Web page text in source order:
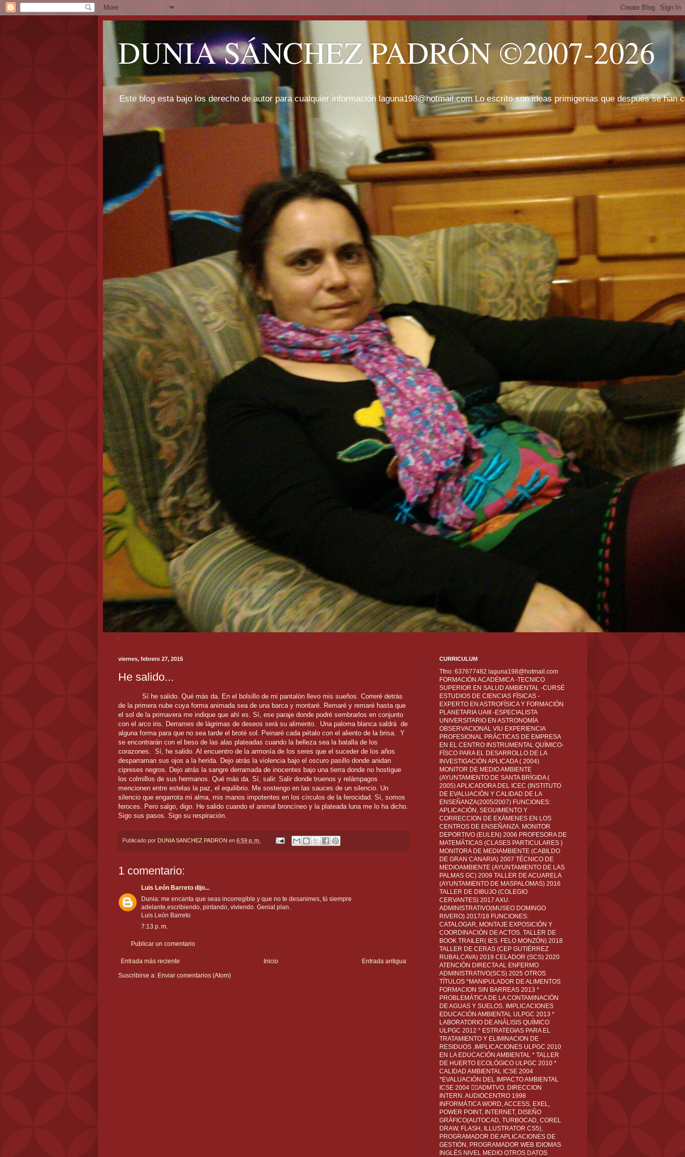
DUNIA SÁNCHEZ PADRÓN ©2007-2026
Este blog esta bajo los derecho de autor para cualquier información laguna198@hotmail.com Lo escrito son ideas primigenias que después se han
viernes, febrero 27, 2015
He salido...
Sí he salido. Qué más da. En el bolsillo de mi pantalón llevo mis sueños. Correré detrás
de la primera nube cuya forma animada sea de una barca y montaré. Remaré y remaré hasta que
el sol de la primavera me indique que ahí es. Sí, ese paraje donde podré sembrarlos en conjunto
con el arco iris. Derrames de lágrimas de deseos será su alimento. Una paloma blanca saldrá de
alguna forma para que no sea tarde el broté sol. Peinaré cada pétalo con el aliento de la brisa. Y
se encontrarán con el beso de las alas plateadas cuando la belleza sea la batalla de los
corazones. Sí, he salido. Al encuentro de la armonía de los seres que el suceder de los años
desparraman sus ojos a la herida. Dejo atrás la violencia bajo el oscuro pasillo donde anidan
cipreses negros. Dejo atrás la sangre derramada de inocentes bajo una tierra donde no hostigue
los colmillos de sus hermanos. Qué más da. Sí, salir. Salir donde truenos y relámpagos
mencionen entre estelas la paz, el equilibrio. Me sostengo en las sauces de un silencio. Un
silencio que engarrota mi alma, mis manos impotentes en los círculos de la ferocidad. Sí, somos
feroces. Pero salgo, digo. He salido cuando el animal broncíneo y la plateada luna me lo ha dicho.
Sigo sus pasos. Sigo su respiración.
Publicado por DUNIA SANCHEZ PADRON en 6:59 p. m.
1 comentario:
Luis León Barreto dijo...
Dunia: me encanta que seas incorregible y que no te desanimes, tú siempre
adelante,escribiendo, pintando, viviendo. Genial plan.
Luis León Barreto
7:13 p. m.
Publicar un comentario
Entrada más reciente Entrada antigua
Inicio
Suscribirse a: Enviar comentarios (Atom)
CURRICULUM
Tfno: 637677482 laguna198@hotmail.com
FORMACIÓN ACADÉMICA -TECNICO
SUPERIOR EN SALUD AMBIENTAL -CURSÉ
ESTUDIOS DE CIENCIAS FÍSICAS -
EXPERTO EN ASTROFÍSICA Y FORMACIÓN
PLANETARIA UAIII -ESPECIALISTA
UNIVERSITARIO EN ASTRONOMÍA
OBSERVACIONAL VIU EXPERIENCIA
PROFESIONAL PRÁCTICAS DE EMPRESA
EN EL CENTRO INSTRUMENTAL QUÍMICO-
FÍSCO PARA EL DESARROLLO DE LA
INVESTIGACIÓN APLICADA ( 2004)
MONITOR DE MEDIO AMBIENTE
(AYUNTAMIENTO DE SANTA BRÍGIDA (
2005) APLICADORA DEL ICEC (INSTITUTO
DE EVALUACIÓN Y CALIDAD DE LA
ENSEÑANZA(2005/2007) FUNCIONES:
APLICACIÓN, SEGUIMIENTO Y
CORRECCION DE EXÁMENES EN LOS
CENTROS DE ENSEÑANZA. MONITOR
DEPORTIVO (EULEN) 2006 PROFESORA DE
MATEMÁTICAS (CLASES PARTICULARES )
MONITORA DE MEDIAMBIENTE (CABILDO
DE GRAN CANARIA) 2007 TÉCNICO DE
MEDIOAMBIENTE (AYUNTAMIENTO DE LAS
PALMAS GC) 2009 TALLER DE ACUARELA
(AYUNTAMIENTO DE MASPALOMAS) 2016
TALLER DE DIBUJO (COLEGIO
CERVANTES) 2017 AXU.
ADMINISTRATIVO(MUSEO DOMINGO
RIVERO) 2017/18 FUNCIONES:
CATALOGAR, MONTAJE EXPOSICIÓN Y
COORDINACIÓN DE ACTOS. TALLER DE
BOOK TRAILER( IES. FELO MONZÓN) 2018
TALLER DE CERAS (CEP GUTIÉRREZ
RUBALCAVA) 2019 CELADOR (SCS) 2020
ATENCIÓN DIRECTA AL ENFERMO
ADMINISTRATIVO(SCS) 2025 OTROS
TÍTULOS *MANIPULADOR DE ALIMENTOS
FORMACION SIN BARREAS 2013 *
PROBLEMÁTICA DE LA CONTAMINACIÓN
DE AGUAS Y SUELOS. IMPLICACIONES
EDUCACIÓN AMBIENTAL ULPGC 2013 *
LABORATORIO DE ANÁLISIS QUÍMICO
ULPGC 2012 * ESTRATEGIAS PARA EL
TRATAMIENTO Y ELIMINACION DE
RESIDUOS .IMPLICACIONES ULPGC 2010
EN LA EDUCACIÓN AMBIENTAL * TALLER
DE HUERTO ECOLÓGICO ULPGC 2010 *
CALIDAD AMBIENTAL ICSE 2004
*EVALUACIÓN DEL IMPACTO AMBIENTAL
ICSE 2004 ADMTVO. DIRECCION
INTERN. AUDIOCENTRO 1998
INFORMÁTICA WORD, ACCESS, EXEL,
POWER POINT, INTERNET, DISEÑO
GRÁFICO(AUTOCAD, TURBOCAD, COREL
DRAW, FLASH, ILLUSTRATOR CS5),
PROGRAMADOR DE APLICACIONES DE
GESTIÓN, PROGRAMADOR WEB IDIOMAS
INGLÉS NIVEL MEDIO OTROS DATOS